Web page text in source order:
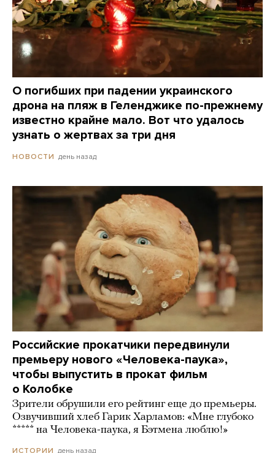
О погибших при падении украинского
дрона на пляж в Геленджике по-прежнему
известно крайне мало. Вот что удалось
узнать о жертвах за три дня
НОВОСТИ день назад
Российские прокатчики передвинули
премьеру нового «Человека-паука»,
чтобы выпустить в прокат фильм
о Колобке
Зрители обрушили его рейтинг еще до премьеры.
Озвучивший хлеб Гарик Харламов: «Мне глубоко
***** на Человека-паука, я Бэтмена люблю!»
ИСТОРИИ день назад